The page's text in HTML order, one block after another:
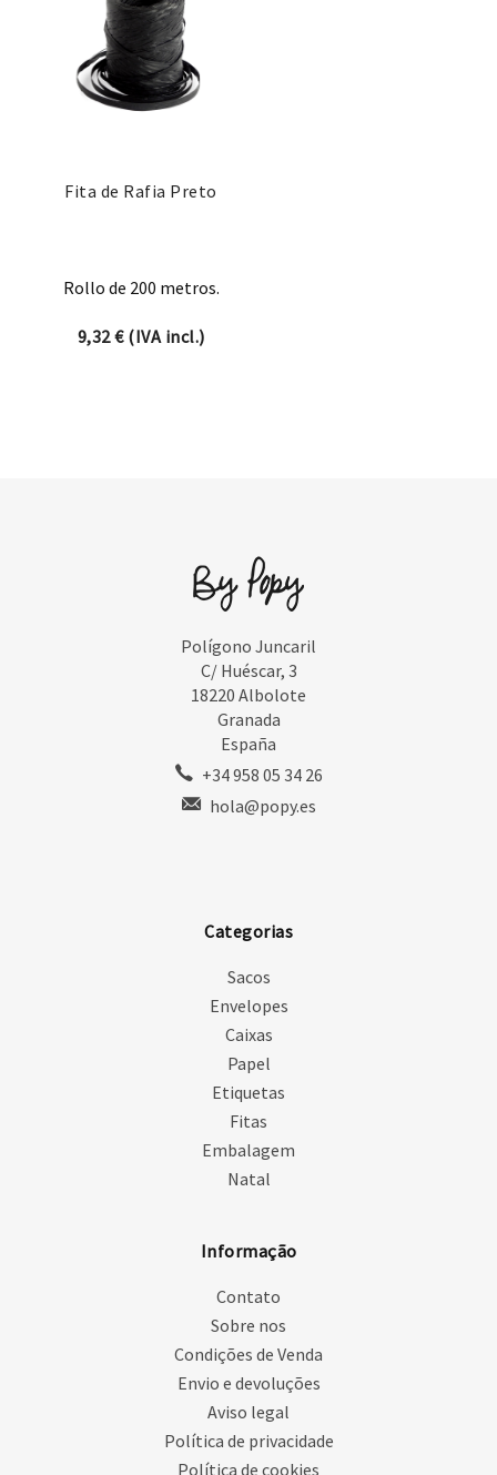
Fita de Rafia Preto
Rollo de 200 metros.
9,32€(IVA incl.)
Polígono Juncaril
C/ Huéscar, 3
18220 Albolote
Granada
España
+34 958 05 34 26
hola@popy.es
Categorias
Sacos
Envelopes
Caixas
Papel
Etiquetas
Fitas
Embalagem
Natal
Informação
Contato
Sobre nos
Condições de Venda
Envio e devoluções
Aviso legal
Política de privacidade
Política de cookies